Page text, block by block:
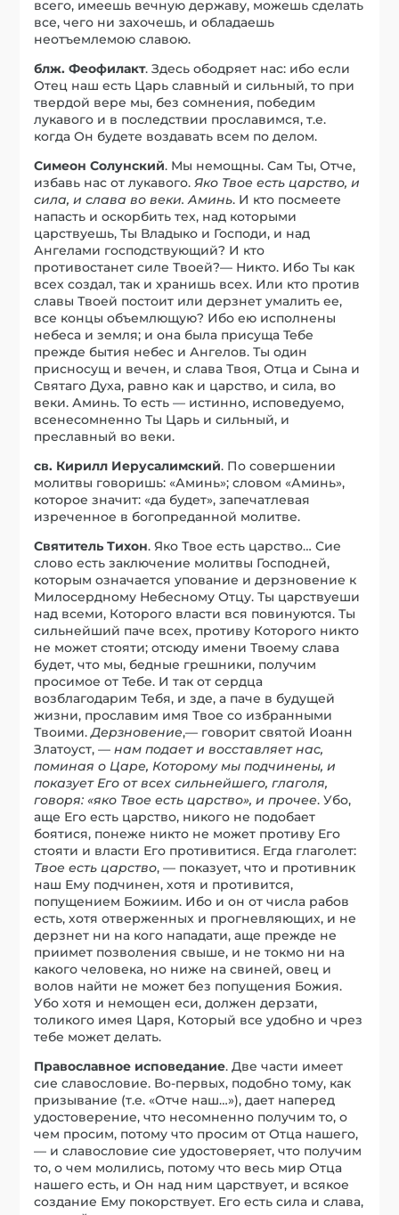
всего, имеешь вечную державу, можешь сделать
все, чего ни захочешь, и обладаешь
неотъемлемою славою.
блж. Феофилакт. Здесь ободряет нас: ибо если
Отец наш есть Царь славный и сильный, то при
твердой вере мы, без сомнения, победим
лукавого и в последствии прославимся, т.е.
когда Он будете воздавать всем по делом.
Симеон Солунский. Мы немощны. Сам Ты, Отче,
избавь нас от лукавого.Яко Твое есть царство, и
сила, и слава во веки. Аминь. И кто посмеете
напасть и оскорбить тех, над которыми
царствуешь, Ты Владыко и Господи, и над
Ангелами господствующий? И кто
противостанет силе Твоей?— Никто. Ибо Ты как
всех создал, так и хранишь всех. Или кто против
славы Твоей постоит или дерзнет умалить ее,
все концы объемлющую? Ибо ею исполнены
небеса и земля; и она была присуща Тебе
прежде бытия небес и Ангелов. Ты один
присносущ и вечен, и слава Твоя, Отца и Сына и
Святаго Духа, равно как и царство, и сила, во
веки. Аминь. То есть — истинно, исповедуемо,
всенесомненно Ты Царь и сильный, и
преславный во веки.
св. Кирилл Иерусалимский. По совершении
молитвы говоришь: «Аминь»; словом «Аминь»,
которое значит: «да будет», запечатлевая
изреченное в богопреданной молитве.
Святитель Тихон. Яко Твое есть царство… Сие
слово есть заключение молитвы Господней,
которым означается упование и дерзновение к
Милосердному Небесному Отцу. Ты царствуеши
над всеми, Которого власти вся повинуются. Ты
сильнейший паче всех, противу Которого никто
не может стояти; отсюду имени Твоему слава
будет, что мы, бедные грешники, получим
просимое от Тебе. И так от сердца
возблагодарим Тебя, и зде, а паче в будущей
жизни, прославим имя Твое со избранными
Твоими.Дерзновение,— говорит святой Иоанн
Златоуст, —нам подает и восставляет нас,
поминая о Царе, Которому мы подчинены, и
показует Его от всех сильнейшего, глаголя,
говоря: «яко Твое есть царство», и прочее. Убо,
аще Его есть царство, никого не подобает
боятися, понеже никто не может противу Его
стояти и власти Его противитися. Егда глаголет:
Твое есть царство, — показует, что и противник
наш Ему подчинен, хотя и противится,
попущением Божиим. Ибо и он от числа рабов
есть, хотя отверженных и прогневляющих, и не
дерзнет ни на кого нападати, аще прежде не
приимет позволения свыше, и не токмо ни на
какого человека, но ниже на свиней, овец и
волов найти не может без попущения Божия.
Убо хотя и немощен еси, должен дерзати,
толикого имея Царя, Который все удобно и чрез
тебе может делать.
Православное исповедание. Две части имеет
cие славословие. Во-первых, подобно тому, как
призывание (т.е. «Отче наш…»), дает наперед
удостоверение, что несомненно получим то, о
чем просим, потому что просим от Отца нашего,
— и славословие cиe удостоверяет, что получим
то, о чем молились, потому что весь мир Отца
нашего есть, и Он над ним царствует, и всякое
создание Ему покорствует. Его есть сила и слава,